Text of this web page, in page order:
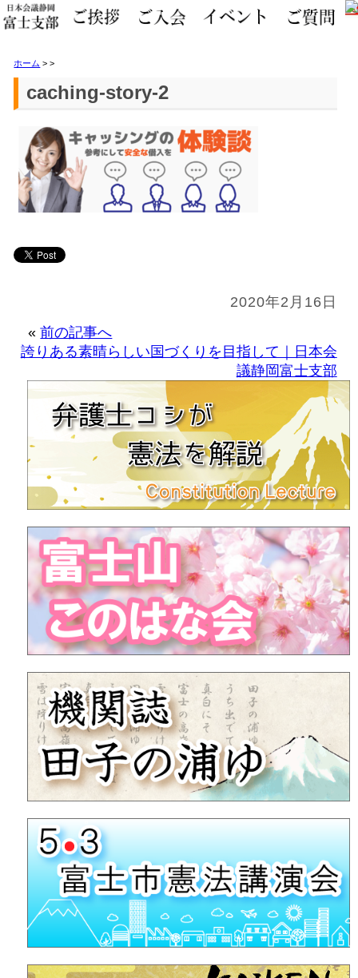
ホーム >>
caching-story-2
2020年2月16日
«前の記事へ
誇りある素晴らしい国づくりを目指して｜日本会
議静岡富士支部